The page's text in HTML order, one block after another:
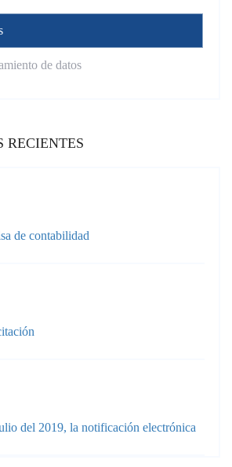
de datos
RECIENTES
de contabilidad
del 2019, la notificación electrónica